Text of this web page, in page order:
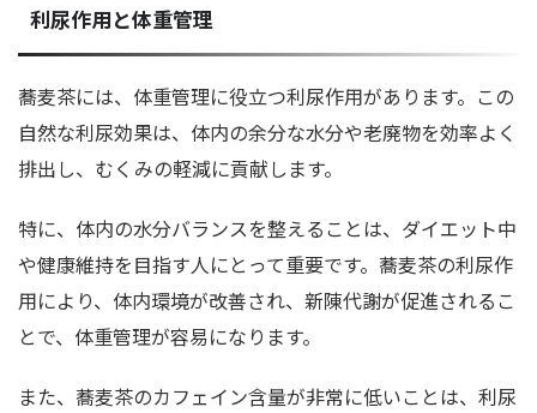
利尿作用と体重管理
蕎麦茶には、体重管理に役立つ利尿作用があります。この
自然な利尿効果は、体内の余分な水分や老廃物を効率よく
排出し、むくみの軽減に貢献します。
特に、体内の水分バランスを整えることは、ダイエット中
や健康維持を目指す人にとって重要です。蕎麦茶の利尿作
用により、体内環境が改善され、新陳代謝が促進されるこ
とで、体重管理が容易になります。
また、蕎麦茶のカフェイン含量が非常に低いことは、利尿